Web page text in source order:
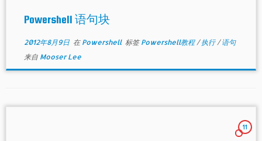
Powershell 语句块
2012年8月9日在 Powershell 标签Powershell教程/执行/语句
来自 Mooser Lee
11